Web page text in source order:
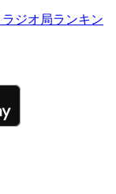
ラジオ局ランキン